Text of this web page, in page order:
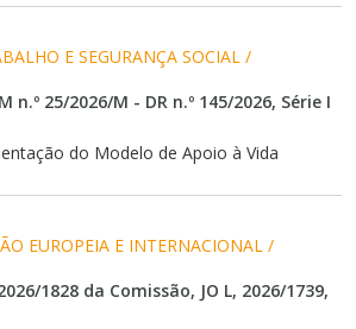
E SEGURANÇA SOCIAL /
n.º 25/2026/M - DR n.º 145/2026, Série I
do Modelo de Apoio à Vida
EUROPEIA E INTERNACIONAL /
1828 da Comissão, JO L, 2026/1739,